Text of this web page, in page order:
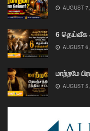
AUGUST
6 தெய்வீக
AUGUST
மாற்றமே
AUGUST